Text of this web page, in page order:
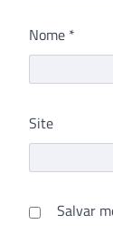
Nome *
Site
Salvar